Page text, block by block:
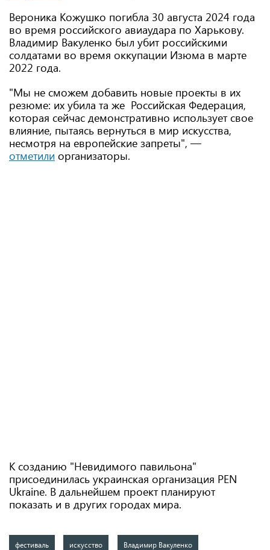
Вероника Кожушко погибла 30 августа 2024 года
во время российского авиаудара по Харькову.
Владимир Вакуленко был убит российскими
солдатами во время оккупации Изюма в марте
2022 года.
"Мы не сможем добавить новые проекты в их
резюме: их убила та же Российская Федерация,
которая сейчас демонстративно использует свое
влияние, пытаясь вернуться в мир искусства,
несмотря на европейские запреты", —
отметили организаторы.
К созданию "Невидимого павильона"
присоединилась украинская организация PEN
Ukraine. В дальнейшем проект планируют
показать и в других городах мира.
фестиваль искусство Владимир Вакуленко